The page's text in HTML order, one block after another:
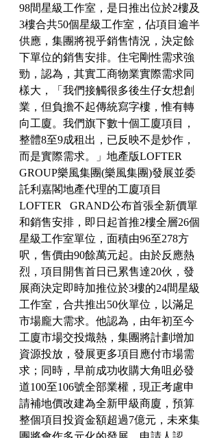
98間星級工作室，是日推出位於2樓及
3樓合共50個星級工作室，佔項目逾半
供應，集團將視乎銷售情況，決定餘
下單位的銷售安排。住宅剛性需求強
勁，認為，其實工商物業實際需求同
樣大，「我們接觸很多後生仔女想創
業，但負擔不起傳統寫字樓，惟有轉
向工廈。我們旗下數十個工廈項目，
整體8至9成租出，已反映不是炒作，
而是實際需求。」地產版LOFTER
GROUP樂風集團(樂風集團)發展並委
託利嘉閣地產代理的工廈項目
LOFTER   GRAND公布首張全新價單
和銷售安排，即日起首推2樓全層26個
星級工作室單位，面積由96至278方
呎，售價由90餘萬元起。由於反應熱
烈，項目開售首日已累售達20伙，發
展商決定即時加推位於3樓的24間星級
工作室，合共推出50伙單位，以滿足
市場龐大需求。他認為，由年初至今
工廈市場交投熾熱，集團將計劃增加
資源投放，發展更多項目應付市場需
求；同時，早前成功收購大角咀必發
道100至106號全部業權，現正考慮申
請補地價改建為全新甲級商廈，預算
整個項目投資金額超過7億元，未來集